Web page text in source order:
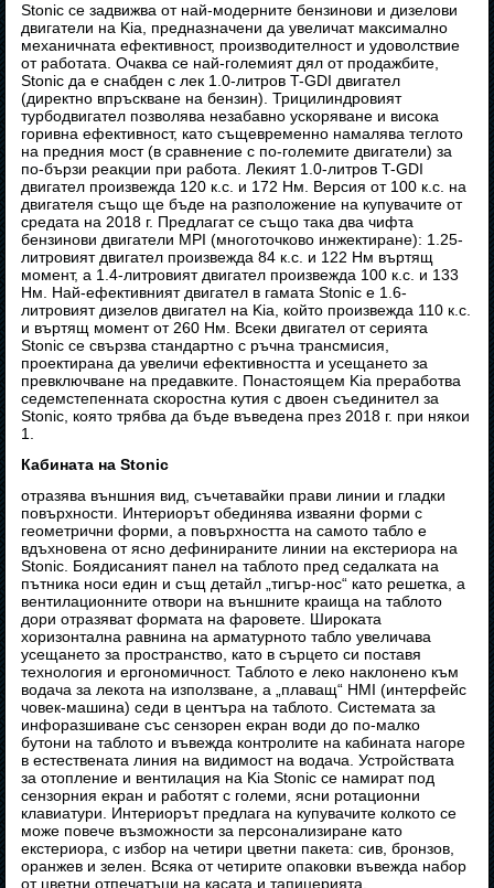
Stonic се задвижва от най-модерните бензинови и дизелови
двигатели на Kia, предназначени да увеличат максимално
механичната ефективност, производителност и удоволствие
от работата. Очаква се най-големият дял от продажбите,
Stonic да е снабден с лек 1.0-литров T-GDI двигател
(директно впръскване на бензин). Трицилиндровият
турбодвигател позволява незабавно ускоряване и висока
горивна ефективност, като същевременно намалява теглото
на предния мост (в сравнение с по-големите двигатели) за
по-бързи реакции при работа. Лекият 1.0-литров T-GDI
двигател произвежда 120 к.с. и 172 Нм. Версия от 100 к.с. на
двигателя също ще бъде на разположение на купувачите от
средата на 2018 г. Предлагат се също така два чифта
бензинови двигатели MPI (многоточково инжектиране): 1.25-
литровият двигател произвежда 84 к.с. и 122 Нм въртящ
момент, а 1.4-литровият двигател произвежда 100 к.с. и 133
Нм. Най-ефективният двигател в гамата Stonic е 1.6-
литровият дизелов двигател на Kia, който произвежда 110 к.с.
и въртящ момент от 260 Нм. Всеки двигател от серията
Stonic се свързва стандартно с ръчна трансмисия,
проектирана да увеличи ефективността и усещането за
превключване на предавките. Понастоящем Kia преработва
седемстепенната скоростна кутия с двоен съединител за
Stonic, която трябва да бъде въведена през 2018 г. при някои
1.
Кабината на Stonic
отразява външния вид, съчетавайки прави линии и гладки
повърхности. Интериорът обединява изваяни форми с
геометрични форми, а повърхността на самото табло е
вдъхновена от ясно дефинираните линии на екстериора на
Stonic. Боядисаният панел на таблото пред седалката на
пътника носи един и същ детайл „тигър-нос“ като решетка, а
вентилационните отвори на външните краища на таблото
дори отразяват формата на фаровете. Широката
хоризонтална равнина на арматурното табло увеличава
усещането за пространство, като в сърцето си поставя
технология и ергономичност. Таблото е леко наклонено към
водача за лекота на използване, а „плаващ“ HMI (интерфейс
човек-машина) седи в центъра на таблото. Системата за
инфоразшиване със сензорен екран води до по-малко
бутони на таблото и въвежда контролите на кабината нагоре
в естествената линия на видимост на водача. Устройствата
за отопление и вентилация на Kia Stonic се намират под
сензорния екран и работят с големи, ясни ротационни
клавиатури. Интериорът предлага на купувачите колкото се
може повече възможности за персонализиране като
екстериора, с избор на четири цветни пакета: сив, бронзов,
оранжев и зелен. Всяка от четирите опаковки въвежда набор
от цветни отпечатъци на касата и тапицерията.